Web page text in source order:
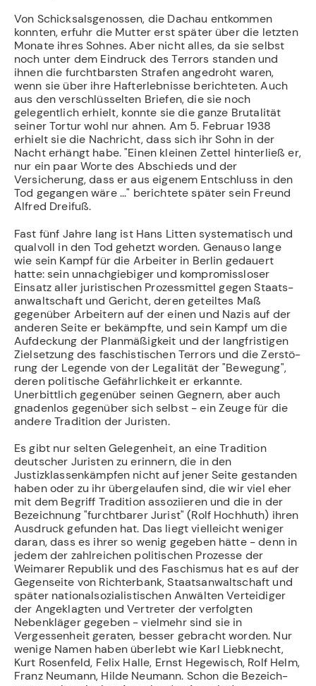
Von Schicksalsgenossen, die Dachau entkommen
konnten, erfuhr die Mutter erst später über die letzten
Monate ihres Sohnes. Aber nicht alles, da sie selbst
noch unter dem Eindruck des Terrors standen und
ihnen die furchtbarsten Strafen angedroht waren,
wenn sie über ihre Hafterlebnisse berichteten. Auch
aus den verschlüsselten Briefen, die sie noch
gelegentlich erhielt, konnte sie die ganze Brutalität
seiner Tortur wohl nur ahnen. Am 5. Februar 1938
erhielt sie die Nachricht, dass sich ihr Sohn in der
Nacht erhängt habe. "Einen kleinen Zettel hinterließ er,
nur ein paar Worte des Abschieds und der
Versicherung, dass er aus eigenem Entschluss in den
Tod gegangen wäre ..." berichtete später sein Freund
Alfred Dreifuß.
Fast fünf Jahre lang ist Hans Litten systematisch und
qualvoll in den Tod gehetzt wor­den. Genauso lange
wie sein Kampf für die Arbeiter in Berlin gedauert
hatte: sein un­nachgiebiger und kompromissloser
Einsatz aller juristischen Prozessmittel gegen Staats­
anwaltschaft und Gericht, deren geteiltes Maß
gegenüber Arbeitern auf der einen und Nazis auf der
anderen Seite er bekämpfte, und sein Kampf um die
Aufdeckung der Plan­mäßigkeit und der langfristigen
Zielsetzung des faschistischen Terrors und die Zerstö­
rung der Legende von der Legalität der "Bewegung",
deren politische Gefährlichkeit er erkannte.
Unerbittlich gegenüber seinen Gegnern, aber auch
gnadenlos gegenüber sich selbst - ein Zeuge für die
andere Tradition der Juristen.
Es gibt nur selten Gelegenheit, an eine Tradition
deutscher Juristen zu erinnern, die in den
Justizklassenkämpfen nicht auf jener Seite gestanden
haben oder zu ihr übergelau­fen sind, die wir viel eher
mit dem Begriff Tradition assoziieren und die in der
Bezeich­nung "furchtbarer Jurist" (Rolf Hochhuth) ihren
Ausdruck gefunden hat. Das liegt viel­leicht weniger
daran, dass es ihrer so wenig gegeben hätte - denn in
jedem der zahlrei­chen politischen Prozesse der
Weimarer Republik und des Faschismus hat es auf der
Gegenseite von Richterbank, Staatsanwaltschaft und
später nationalsozialistischen An­wälten Verteidiger
der Angeklagten und Vertreter der verfolgten
Nebenkläger gegeben - vielmehr sind sie in
Vergessenheit geraten, besser gebracht worden. Nur
wenige Namen haben überlebt wie Karl Liebknecht,
Kurt Rosenfeld, Felix Halle, Ernst Hege­wisch, Rolf Helm,
Franz Neumann, Hilde Neumann. Schon die Bezeich­